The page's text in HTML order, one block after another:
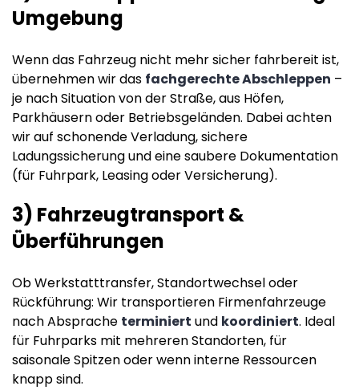
Umgebung
Wenn das Fahrzeug nicht mehr sicher fahrbereit ist,
übernehmen wir das fachgerechte Abschleppen –
je nach Situation von der Straße, aus Höfen,
Parkhäusern oder Betriebsgeländen. Dabei achten
wir auf schonende Verladung, sichere
Ladungssicherung und eine saubere Dokumentation
(für Fuhrpark, Leasing oder Versicherung).
3) Fahrzeugtransport &
Überführungen
Ob Werkstatttransfer, Standortwechsel oder
Rückführung: Wir transportieren Firmenfahrzeuge
nach Absprache terminiert und koordiniert. Ideal
für Fuhrparks mit mehreren Standorten, für
saisonale Spitzen oder wenn interne Ressourcen
knapp sind.